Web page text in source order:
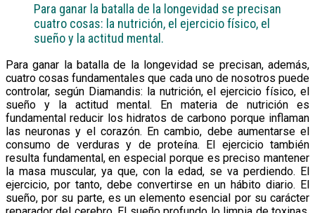
Para ganar la batalla de la longevidad se precisan
cuatro cosas: la nutrición, el ejercicio físico, el
sueño y la actitud mental.
Para ganar la batalla de la longevidad se precisan, además,
cuatro cosas fundamentales que cada uno de nosotros puede
controlar, según Diamandis: la nutrición, el ejercicio físico, el
sueño y la actitud mental. En materia de nutrición es
fundamental reducir los hidratos de carbono porque inflaman
las neuronas y el corazón. En cambio, debe aumentarse el
consumo de verduras y de proteína. El ejercicio también
resulta fundamental, en especial porque es preciso mantener
la masa muscular, ya que, con la edad, se va perdiendo. El
ejercicio, por tanto, debe convertirse en un hábito diario. El
sueño, por su parte, es un elemento esencial por su carácter